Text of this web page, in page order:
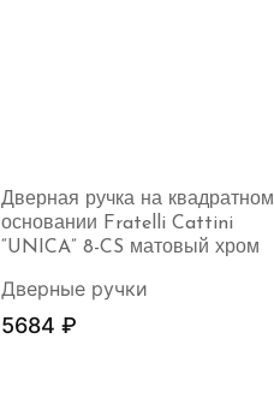
Дверная ручка на квадратном
основании Fratelli Cattini
“UNICA” 8-CS матовый хром
Дверные ручки
5684 ₽